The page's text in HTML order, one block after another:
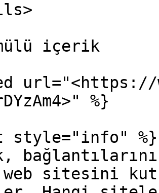
içerik
url="<https://
%}
style="info" %}
web sitesini